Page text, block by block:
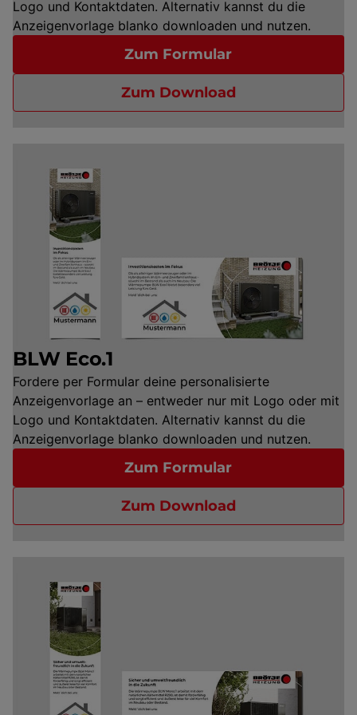
Logo und Kontaktdaten. Alternativ kannst du die
Anzeigenvorlage blanko downloaden und nutzen.
Zum Formular
Zum Download
BLW Eco.1
Fordere per Formular deine personalisierte
Anzeigenvorlage an – entweder nur mit Logo oder mit
Logo und Kontaktdaten. Alternativ kannst du die
Anzeigenvorlage blanko downloaden und nutzen.
Zum Formular
Zum Download